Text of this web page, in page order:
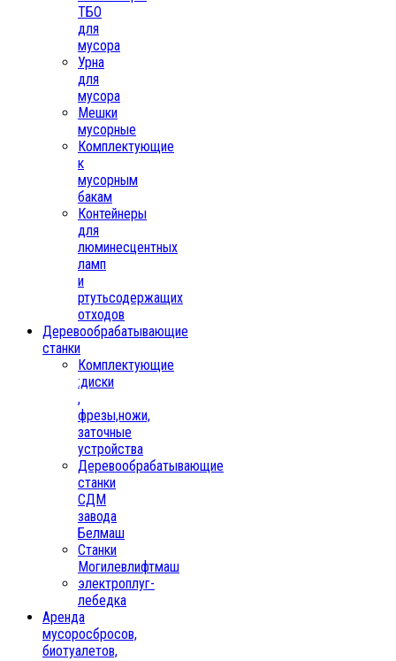
ТБО
для
мусора
Урна
для
мусора
Мешки
мусорные
Комплектующие
к
мусорным
бакам
Контейнеры
для
люминесцентных
ламп
и
ртутьсодержащих
отходов
Деревообрабатывающие
станки
Комплектующие
:диски
,
фрезы,ножи,
заточные
устройства
Деревообрабатывающие
станки
СДМ
завода
Белмаш
Станки
Могилевлифтмаш
электроплуг-
лебедка
Аренда
мусоросбросов,
биотуалетов,